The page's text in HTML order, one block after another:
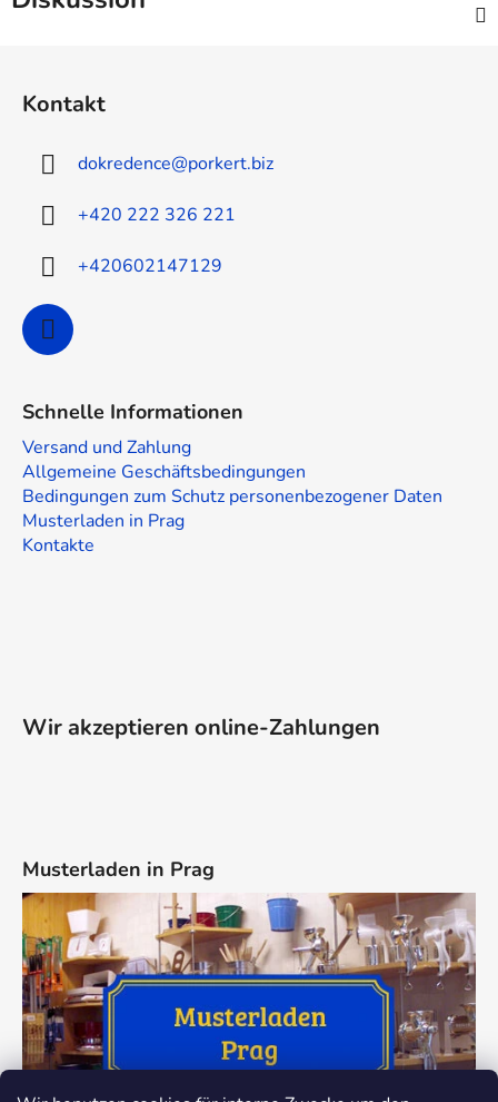
Kontakt
dokredence@porkert.biz
+420 222 326 221
+420602147129
Schnelle Informationen
Versand und Zahlung
Allgemeine Geschäftsbedingungen
Bedingungen zum Schutz personenbezogener Daten
Musterladen in Prag
Kontakte
Wir akzeptieren online-Zahlungen
Musterladen in Prag